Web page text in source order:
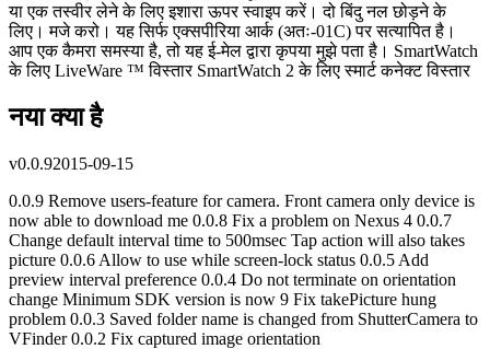
या एक तस्वीर लेने के लिए इशारा ऊपर स्वाइप करें। दो बिंदु नल छोड़ने के
लिए। मजे करो। यह सिर्फ एक्सपीरिया आर्क (अतः-01C) पर सत्यापित है।
आप एक कैमरा समस्या है, तो यह ई-मेल द्वारा कृपया मुझे पता है। SmartWatch
के लिए LiveWare ™ विस्तार SmartWatch 2 के लिए स्मार्ट कनेक्ट विस्तार
नया क्या है
v0.0.92015-09-15
0.0.9 Remove users-feature for camera. Front camera only device is
now able to download me 0.0.8 Fix a problem on Nexus 4 0.0.7
Change default interval time to 500msec Tap action will also takes
picture 0.0.6 Allow to use while screen-lock status 0.0.5 Add
preview interval preference 0.0.4 Do not terminate on orientation
change Minimum SDK version is now 9 Fix takePicture hung
problem 0.0.3 Saved folder name is changed from ShutterCamera to
VFinder 0.0.2 Fix captured image orientation